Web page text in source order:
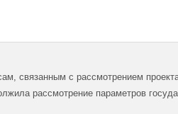
связанным с рассмотрением
рассмотрение параметров